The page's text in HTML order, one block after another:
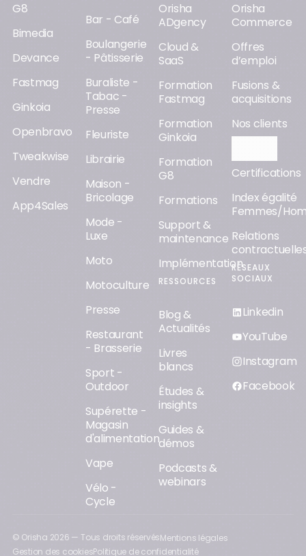
G8
Bimedia
Devance
Fastmag
Ginkoia
Openbravo
Tweakwise
Vendre
App4Sales
Bar - Café
Boulangerie
- Pâtisserie
Buraliste -
Tabac -
Presse
Fleuriste
Librairie
Maison -
Bricolage
Mode -
Luxe
Moto
Motoculture
Presse
Restaurant
- Brasserie
Sport -
Outdoor
Supérette -
Magasin
d'alimentation
Vape
Vélo -
Cycle
Orisha
ADgency
Cloud &
SaaS
Formation
Fastmag
Formation
Ginkoia
Formation
G8
Formations
Support &
maintenance
Implémentation
RESSOURCES
Blog &
Actualités
Livres
blancs
Études &
insights
Guides &
démos
Podcasts &
webinars
Orisha
Commerce
Offres
d’emploi
Fusions &
acquisitions
Nos clients
Certifications
Index égalité
Femmes/
Relations
RÉSEAUX
SOCIAUX
Linkedin
YouTube
Instagram
Facebook
© Orisha 2026 — Tous droits réservésMentions légales
Gestion des cookiesPolitique de confidentialité